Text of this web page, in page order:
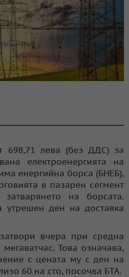
698,71 лева (без ДДС) за
електроенергията на
енергийна борса (БНЕБ),
в пазарен сегмент
на борсата.
утрешен ден на доставка
вчера при средна
Това означава,
с цената му с ден на
60 на сто, посочва БТА.